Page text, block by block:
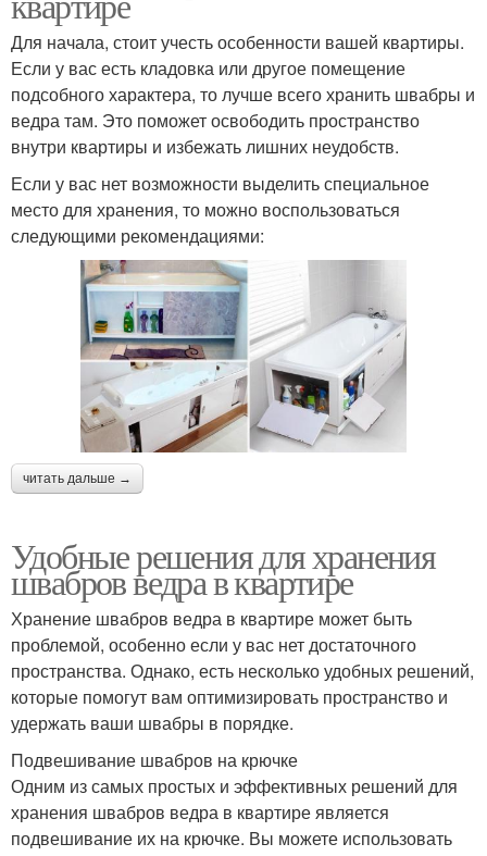
Для начала, стоит учесть особенности вашей квартиры.
Если у вас есть кладовка или другое помещение
подсобного характера, то лучше всего хранить швабры и
ведра там. Это поможет освободить пространство
внутри квартиры и избежать лишних неудобств.
Если у вас нет возможности выделить специальное
место для хранения, то можно воспользоваться
следующими рекомендациями:
читать дальше →
Удобные решения для хранения
швабров ведра в квартире
Хранение швабров ведра в квартире может быть
проблемой, особенно если у вас нет достаточного
пространства. Однако, есть несколько удобных решений,
которые помогут вам оптимизировать пространство и
удержать ваши швабры в порядке.
Подвешивание швабров на крючке
Одним из самых простых и эффективных решений для
хранения швабров ведра в квартире является
подвешивание их на крючке. Вы можете использовать